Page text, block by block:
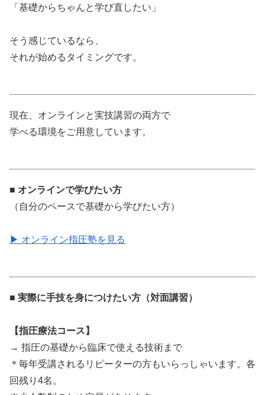
「基礎からちゃんと学び直したい」
そう感じているなら、
それが始めるタイミングです。
現在、オンラインと実技講習の両方で
学べる環境をご用意しています。
■ オンラインで学びたい方
（自分のペースで基礎から学びたい方）
▶ オンライン指圧塾を見る
■ 実際に手技を身につけたい方（対面講習）
【指圧療法コース】
→ 指圧の基礎から臨床で使える技術まで
＊毎年受講されるリピーターの方もいらっしゃいます。各
回残り4名。